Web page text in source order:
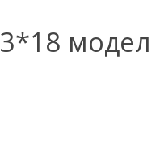
модел